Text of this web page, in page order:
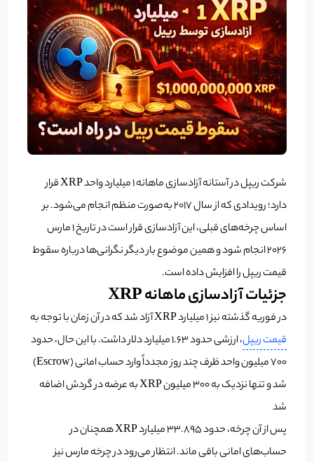
شرکت ریپل در آستانه آزادسازی ماهانه ۱ میلیارد واحد XRP قرار
دارد؛ رویدادی که از سال ۲۰۱۷ به‌صورت منظم انجام می‌شود. بر
اساس چرخه‌های قبلی، این آزادسازی قرار است در تاریخ ۱ مارس
۲۰۲۶ انجام شود و همین موضوع بار دیگر نگرانی‌ها درباره سقوط
قیمت ریپل را افزایش داده است.
جزئیات آزادسازی ماهانه XRP
در فوریه گذشته نیز ۱ میلیارد XRP آزاد شد که در آن زمان با توجه به
قیمت ریپل
، ارزشی حدود ۱.۶۳ میلیارد دلار داشت. با این حال، حدود
۷۰۰ میلیون واحد ظرف چند روز مجدداً وارد حساب امانی (Escrow)
شد و تنها نزدیک به ۳۰۰ میلیون XRP به عرضه در گردش اضافه
شد
پس از آن چرخه، حدود ۳۳.۸۹۵ میلیارد XRP همچنان در
حساب‌های امانی باقی ماند. انتظار می‌رود در چرخه مارس نیز